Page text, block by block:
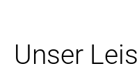
Unser